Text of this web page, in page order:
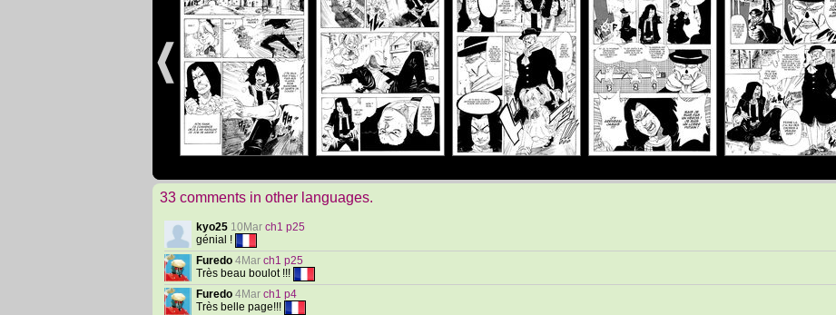
33 comments in other languages.
kyo25 10Mar ch1 p25
génial !
Furedo 4Mar ch1 p25
Très beau boulot !!!
Furedo 4Mar ch1 p4
Très belle page!!!